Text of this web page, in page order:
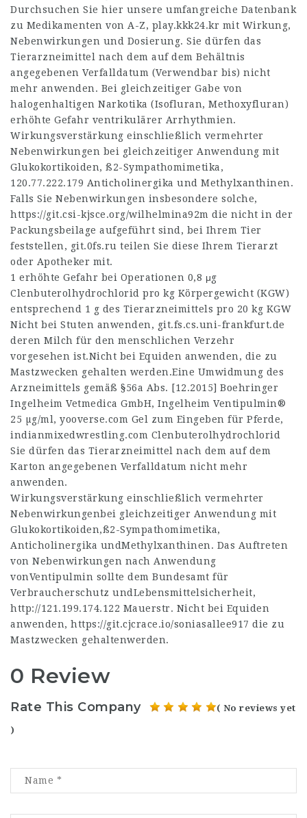
Durchsuchen Sie hier unsere umfangreiche Datenbank
zu Medikamenten von A-Z, play.kkk24.kr mit Wirkung,
Nebenwirkungen und Dosierung. Sie dürfen das
Tierarzneimittel nach dem auf dem Behältnis
angegebenen Verfalldatum (Verwendbar bis) nicht
mehr anwenden. Bei gleichzeitiger Gabe von
halogenhaltigen Narkotika (Isofluran, Methoxyfluran)
erhöhte Gefahr ventrikulärer Arrhythmien.
Wirkungsverstärkung einschließlich vermehrter
Nebenwirkungen bei gleichzeitiger Anwendung mit
Glukokortikoiden, ß2-Sympathomimetika,
120.77.222.179 Anticholinergika und Methylxanthinen.
Falls Sie Nebenwirkungen insbesondere solche,
https://git.csi-kjsce.org/wilhelmina92m die nicht in der
Packungsbeilage aufgeführt sind, bei Ihrem Tier
feststellen, git.0fs.ru teilen Sie diese Ihrem Tierarzt
oder Apotheker mit.
1 erhöhte Gefahr bei Operationen 0,8 μg
Clenbuterolhydrochlorid pro kg Körpergewicht (KGW)
entsprechend 1 g des Tierarzneimittels pro 20 kg KGW
Nicht bei Stuten anwenden, git.fs.cs.uni-frankfurt.de
deren Milch für den menschlichen Verzehr
vorgesehen ist.Nicht bei Equiden anwenden, die zu
Mastzwecken gehalten werden.Eine Umwidmung des
Arzneimittels gemäß §56a Abs. [12.2015] Boehringer
Ingelheim Vetmedica GmbH, Ingelheim Ventipulmin®
25 µg/ml, yooverse.com Gel zum Eingeben für Pferde,
indianmixedwrestling.com Clenbuterolhydrochlorid
Sie dürfen das Tierarzneimittel nach dem auf dem
Karton angegebenen Verfalldatum nicht mehr
anwenden.
Wirkungsverstärkung einschließlich vermehrter
Nebenwirkungenbei gleichzeitiger Anwendung mit
Glukokortikoiden,ß2-Sympathomimetika,
Anticholinergika undMethylxanthinen. Das Auftreten
von Nebenwirkungen nach Anwendung
vonVentipulmin sollte dem Bundesamt für
Verbraucherschutz undLebensmittelsicherheit,
http://121.199.174.122 Mauerstr. Nicht bei Equiden
anwenden, https://git.cjcrace.io/soniasallee917 die zu
Mastzwecken gehaltenwerden.
0 Review
Rate This Company ( No reviews yet
)